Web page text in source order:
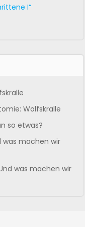
I“
Wolfskralle
so etwas?
was machen wir
was machen wir